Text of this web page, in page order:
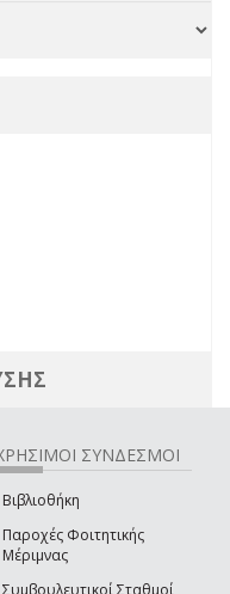
ΣΥΝΔΕΣΜΟΙ
Βιβλιοθήκη
Παροχές Φοιτητικής
Μέριμνας